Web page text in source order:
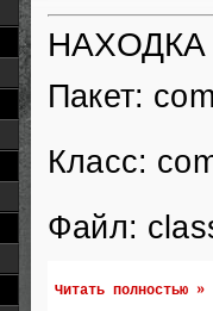
НАХОДКА
Пакет:
Класс:
Файл:
Читать полностью »